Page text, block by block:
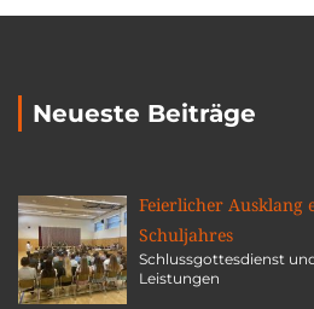
Neueste Beiträge
Feierlicher Ausklang
Schuljahres
Schlussgottesdienst
Leistungen